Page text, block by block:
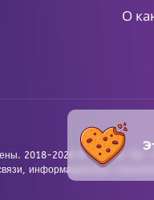
О
2018-2026 © «ШАЯН ТВ».
информационных